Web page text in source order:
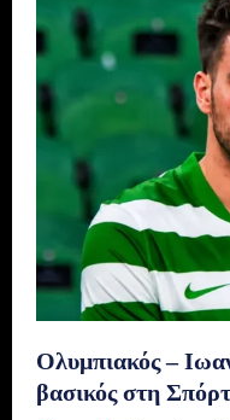
Ολυμπιακός –
βασικός στη